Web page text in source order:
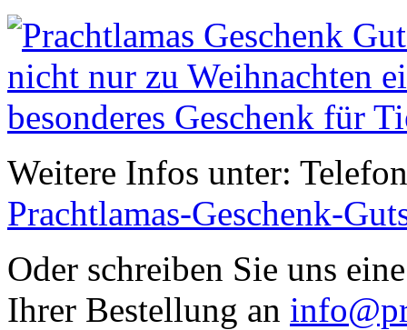
Weitere Infos unter:
Prachtlamas-Geschenk-
Oder schreiben Sie uns
Ihrer Bestellung an